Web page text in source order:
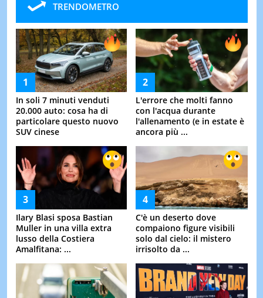
TRENDOMETRO
In soli 7 minuti venduti
20.000 auto: cosa ha di
particolare questo nuovo
SUV cinese
L'errore che molti fanno
con l'acqua durante
l'allenamento (e in estate è
ancora più ...
Ilary Blasi sposa Bastian
Muller in una villa extra
lusso della Costiera
Amalfitana: ...
C'è un deserto dove
compaiono figure visibili
solo dal cielo: il mistero
irrisolto da ...